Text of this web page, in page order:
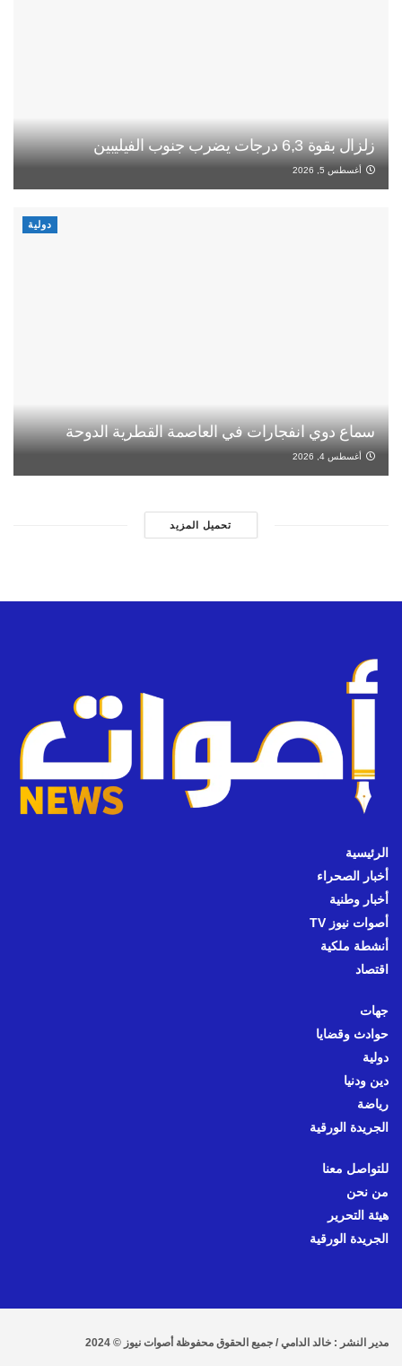
زلزال بقوة 6,3 درجات يضرب جنوب الفيليبين
أغسطس 5, 2026
دولية
سماع دوي انفجارات في العاصمة القطرية الدوحة
أغسطس 4, 2026
تحميل المزيد
الرئيسية
أخبار الصحراء
أخبار وطنية
أصوات نيوز TV
أنشطة ملكية
اقتصاد
جهات
حوادث وقضايا
دولية
دين ودنيا
رياضة
الجريدة الورقية
للتواصل معنا
من نحن
هيئة التحرير
الجريدة الورقية
مدير النشر : خالد الدامي / جميع الحقوق محفوظة أصوات نيوز © 2024